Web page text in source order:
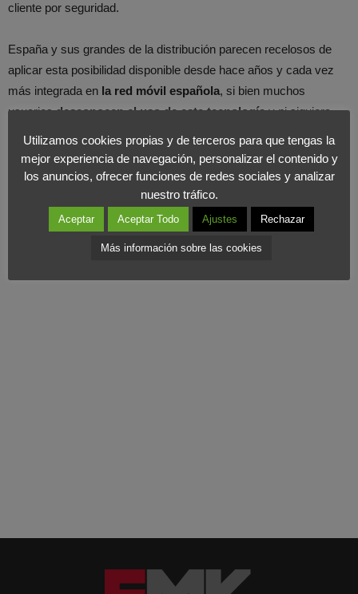
cliente por seguridad.
España y sus grandes de la distribución parecen recelosos de
aplicar esta posibilidad disponible desde hace años y cada vez
más integrada en la red móvil española, si bien muchos
usuariosdesconocen el uso de esta tecnologíay ni siquiera
El Corte Inglés intentará ser elpionero en gran distribuciónque
lo implante en España, pero habrá que ver la evolución de su
popularización en el uso, ya que, por el momento parece
enfocado ausuarios avanzados, ávidos de probar cualquier
Utilizamos cookies propias y de terceros para que tengas la
mejor experiencia de navegación, personalizar el contenido y
los anuncios, ofrecer funciones de redes sociales y analizar
nuestro tráfico.
Aceptar Aceptar Todo Ajustes Rechazar
Más información sobre las cookies